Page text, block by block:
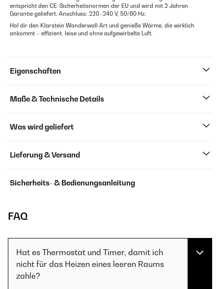
entspricht den CE-Sicherheitsnormen der EU und wird mit 2 Jahren
Garantie geliefert. Anschluss: 220–240 V, 50/60 Hz.
Hol dir den Klarstein Wonderwall Art und genieße Wärme, die wirklich
ankommt – effizient, leise und ohne aufgewirbelte Luft.
Eigenschaften
Maße & Technische Details
Was wird geliefert
Lieferung & Versand
Sicherheits- & Bedienungsanleitung
FAQ
Hat es Thermostat und Timer, damit ich
nicht für das Heizen eines leeren Raums
zahle?